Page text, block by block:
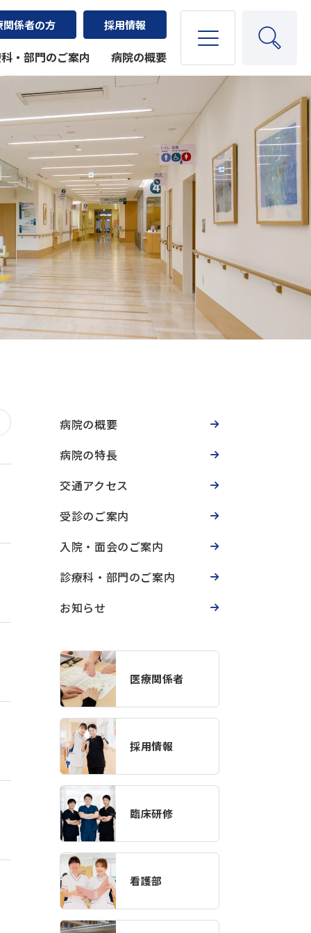
関係者の方 採用情報
・部門のご案内 病院の概要
病院の概要
病院の特長
交通アクセス
受診のご案内
入院・面会のご案内
診療科・部門のご案内
お知らせ
医療関係者
採用情報
臨床研修
看護部